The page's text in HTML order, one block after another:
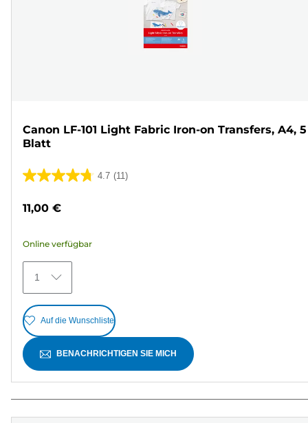
Canon LF-101 Light Fabric Iron-on Transfers, A4, 5
Blatt
4.7 (11)
4.7
5
11
Bewertungen
11,00 €
Online verfügbar
1
Auf die Wunschliste
BENACHRICHTIGEN SIE MICH